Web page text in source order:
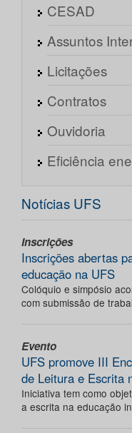
CESAD
Assuntos
Licitações
Contratos
Ouvidoria
Eficiência
Notícias UFS
Inscrições
Inscrições abertas
educação na UFS
Colóquio e simpósio
com submissão de
Evento
UFS promove III
de Leitura e Escrita
Iniciativa tem como
a escrita na educação